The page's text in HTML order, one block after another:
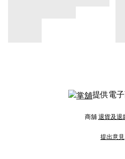
提供電
商舖 退貨及退
提出意見